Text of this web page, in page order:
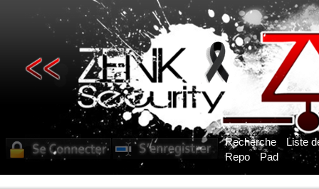
Recherche
Liste
Repo
Pad